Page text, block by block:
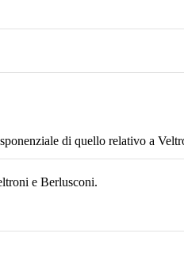
di quello relativo a
e Berlusconi.